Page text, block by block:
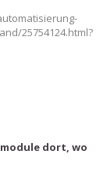
25754124.html?
dort, wo